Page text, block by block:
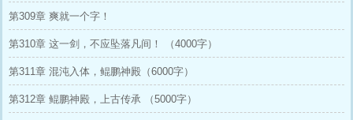
第309章 爽就一个字！
第310章 这一剑，不应坠落凡间！ （4000字）
第311章 混沌入体，鲲鹏神殿（6000字）
第312章 鲲鹏神殿，上古传承 （5000字）